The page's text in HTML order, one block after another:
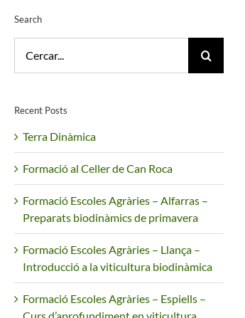
Search
Recent Posts
Terra Dinàmica
Formació al Celler de Can Roca
Formació Escoles Agràries – Alfarras –
Preparats biodinàmics de primavera
Formació Escoles Agràries – Llança –
Introducció a la viticultura biodinàmica
Formació Escoles Agràries – Espiells –